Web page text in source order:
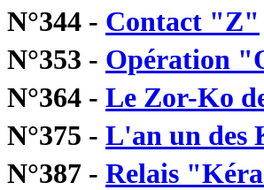
N°344 - Contact "Z"
N°353 - Opération
N°364 - Le Zor-Ko
N°375 - L'an un des
N°387 - Relais